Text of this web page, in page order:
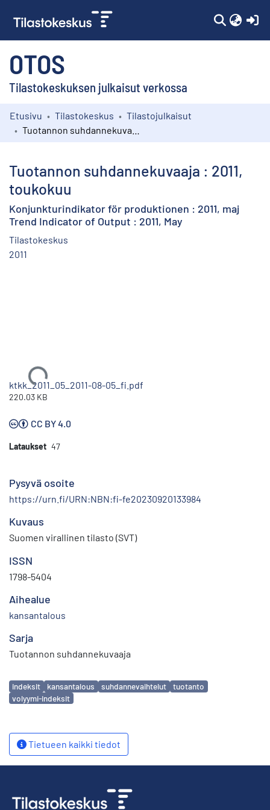
OTOS
Tilastokeskuksen julkaisut verkossa
Kokoelmat
Etusivu Tilastokeskus
Tilastojulkaisut
Tuotannon suhdannekuvaaja : 2011,
toukokuu
Konjunkturindikator för produktionen : 2011, maj
Trend Indicator of Output : 2011, May
Tilastokeskus
2011
Ladataan...
ktkk_2011_05_2011-08-05_fi.pdf
220.03 KB
CC BY 4.0
Lataukset 47
Pysyvä osoite
https://urn.fi/URN:NBN:fi-fe20230920133984
Kuvaus
Suomen virallinen tilasto (SVT)
ISSN
1798-5404
Aihealue
kansantalous
Sarja
Tuotannon suhdannekuvaaja
Avainsanat
indeksit kansantalous suhdannevaihtelut
tuotanto
volyymi-indeksit
Tietueen kaikki tiedot